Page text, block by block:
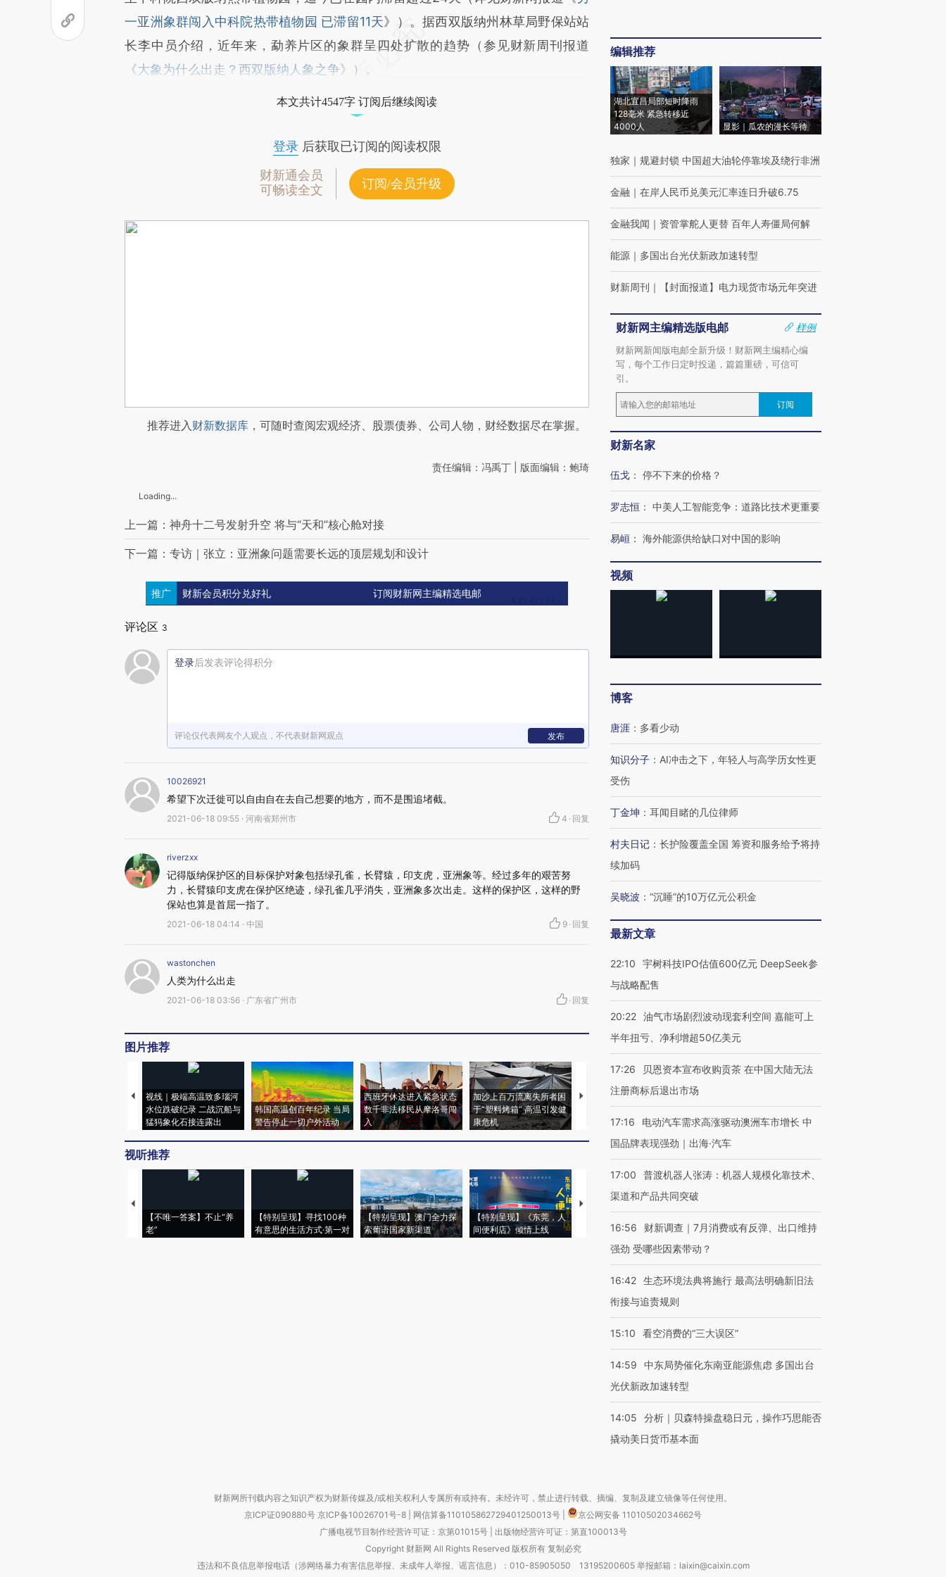
一亚洲象群闯入中科院热带植物园 已滞留11天》）。据西双版纳州林草局野保站站
长李中员介绍，近年来，勐养片区的象群呈四处扩散的趋势（参见财新周刊报道
《大象为什么出走？西双版纳人象之争》）。
本文共计4547字 订阅后继续阅读
登录后获取已订阅的阅读权限
财新通会员
可畅读全文
订阅/会员升级
推荐进入财新数据库 ，可随时查阅宏观经济、股票债券、公司人物，财经数据尽在掌握。
责任编辑：冯禹丁 | 版面编辑：鲍琦
Loading...
上一篇：神舟十二号发射升空 将与“天和”核心舱对接
下一篇：专访｜张立：亚洲象问题需要长远的顶层规划和设计
推广 财新会员积分兑好礼 订阅财新网主编精选电邮
评论区 3
登录后发表评论得积分
评论仅代表网友个人观点，不代表财新网观点 发布
10026921
希望下次迁徙可以自由自在去自己想要的地方，而不是围追堵截。
2021-06-18 09:55 · 河南省郑州市 4 · 回复
riverzxx
记得版纳保护区的目标保护对象包括绿孔雀，长臂猿，印支虎，亚洲象等。经过多年的艰苦努
力，长臂猿印支虎在保护区绝迹，绿孔雀几乎消失，亚洲象多次出走。这样的保护区，这样的野
保站也算是首屈一指了。
2021-06-18 04:14 · 中国 9 · 回复
wastonchen
人类为什么出走
2021-06-18 03:56 · 广东省广州市 · 回复
图片推荐
视线｜极端高温致多瑙河
水位跌破纪录 二战沉船与
猛犸象化石接连露出
韩国高温创百年纪录 当局
警告停止一切户外活动
西班牙休达进入紧急状态
数千非法移民从摩洛哥闯
入
加沙上百万流离失所者困
于“塑料烤箱” 高温引发健
康危机
视线｜HYROX的吸金
术：是什么让中产们甘
心“花钱找虐”？
马航飞行员跨国走私7万
粒摇头丸 尿检体内含3种
毒品
度Z世代 用街头抗争将教
育部长拱下台
视听推荐
【不唯一答案】不止“养
老”
【特别呈现】寻找100种
有意思的生活方式·第一对
【特别呈现】澳门全力探
索葡语国家新渠道
【特别呈现】《东莞，人
间便利店》倾情上线
【推广】走进第四届链博
有意思的生活方式·第三对
住三大增长引擎是什么？
编辑推荐
湖北宜昌局部短时降雨
128毫米 紧急转移近
4000人
显影｜瓜农的漫长等待
独家 ｜ 规避封锁 中国超大油轮停靠埃及绕行非洲
金融 ｜ 在岸人民币兑美元汇率连日升破6.75
金融我闻 ｜ 资管掌舵人更替 百年人寿僵局何解
能源 ｜ 多国出台光伏新政加速转型
财新周刊 ｜ 【封面报道】电力现货市场元年突进
财新网主编精选版电邮
样例
财新网新闻版电邮全新升级！财新网主编精心编
写，每个工作日定时投递，篇篇重磅，可信可
引。
订阅
财新名家
伍戈 ： 停不下来的价格？
罗志恒 ： 中美人工智能竞争：道路比技术更重要
易峘 ： 海外能源供给缺口对中国的影响
视频
博客
唐涯 ： 多看少动
知识分子 ： AI冲击之下，年轻人与高学历女性更
受伤
丁金坤 ： 耳闻目睹的几位律师
村夫日记 ： 长护险覆盖全国 筹资和服务给予将持
续加码
吴晓波 ： “沉睡”的10万亿元公积金
最新文章
22:10
宇树科技IPO估值600亿元 DeepSeek参
与战略配售
20:22 油气市场剧烈波动现套利空间 嘉能可上
半年扭亏、净利增超50亿美元
17:26
贝恩资本宣布收购贡茶 在中国大陆无法
注册商标后退出市场
17:16
电动汽车需求高涨驱动澳洲车市增长 中
国品牌表现强劲｜出海·汽车
17:00
普渡机器人张涛：机器人规模化靠技术、
渠道和产品共同突破
16:56
财新调查｜7月消费或有反弹、出口维持
强劲 受哪些因素带动？
16:42 生态环境法典将施行 最高法明确新旧法
衔接与追责规则
15:10 看空消费的“三大误区”
14:59
中东局势催化东南亚能源焦虑 多国出台
光伏新政加速转型
14:05
分析｜贝森特操盘稳日元，操作巧思能否
撬动美日货币基本面
财新网所刊载内容之知识产权为财新传媒及/或相关权利人专属所有或持有。未经许可，禁止进行转载、摘编、复制及建立镜像等任何使用。
京ICP证090880号 京ICP备10026701号-8 网信算备110105862729401250013号
京公网安备 11010502034662号
广播电视节目制作经营许可证：京第01015号| 出版物经营许可证：第直100013号
Copyright 财新网 All Rights Reserved 版权所有 复制必究
违法和不良信息举报电话（涉网络暴力有害信息举报、未成年人举报、谣言信息）：010-85905050 13195200605 举报邮箱：laixin@caixin.com